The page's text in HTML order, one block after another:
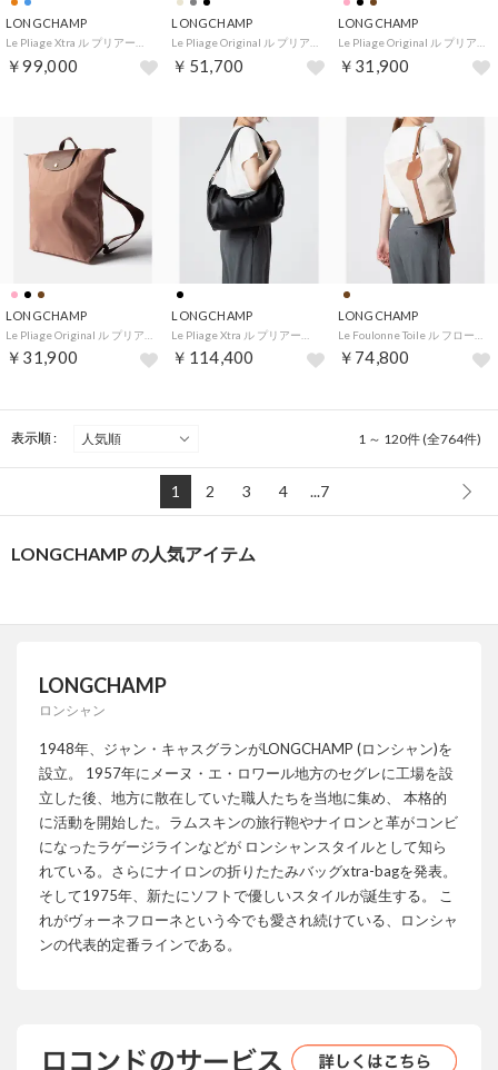
LONGCHAMP
￥99,000
LONGCHAMP
￥51,700
LONGCHAMP
￥31,900
LONGCHAMP
￥31,900
LONGCHAMP
￥114,400
LONGCHAMP
￥74,800
表示順 : 1 ～ 120件 (全764件)
1 2 3 4 ...7
LONGCHAMP の人気アイテム
LONGCHAMP
ロンシャン
1948年、ジャン・キャスグランがLONGCHAMP (ロンシャン)を
設立。 1957年にメーヌ・エ・ロワール地方のセグレに工場を設
立した後、地方に散在していた職人たちを当地に集め、 本格的
に活動を開始した。ラムスキンの旅行鞄やナイロンと革がコンビ
になったラゲージラインなどが ロンシャンスタイルとして知ら
れている。さらにナイロンの折りたたみバッグxtra-bagを発表。
そして1975年、新たにソフトで優しいスタイルが誕生する。 こ
れがヴォーネフローネという今でも愛され続けている、ロンシャ
ンの代表的定番ラインである。